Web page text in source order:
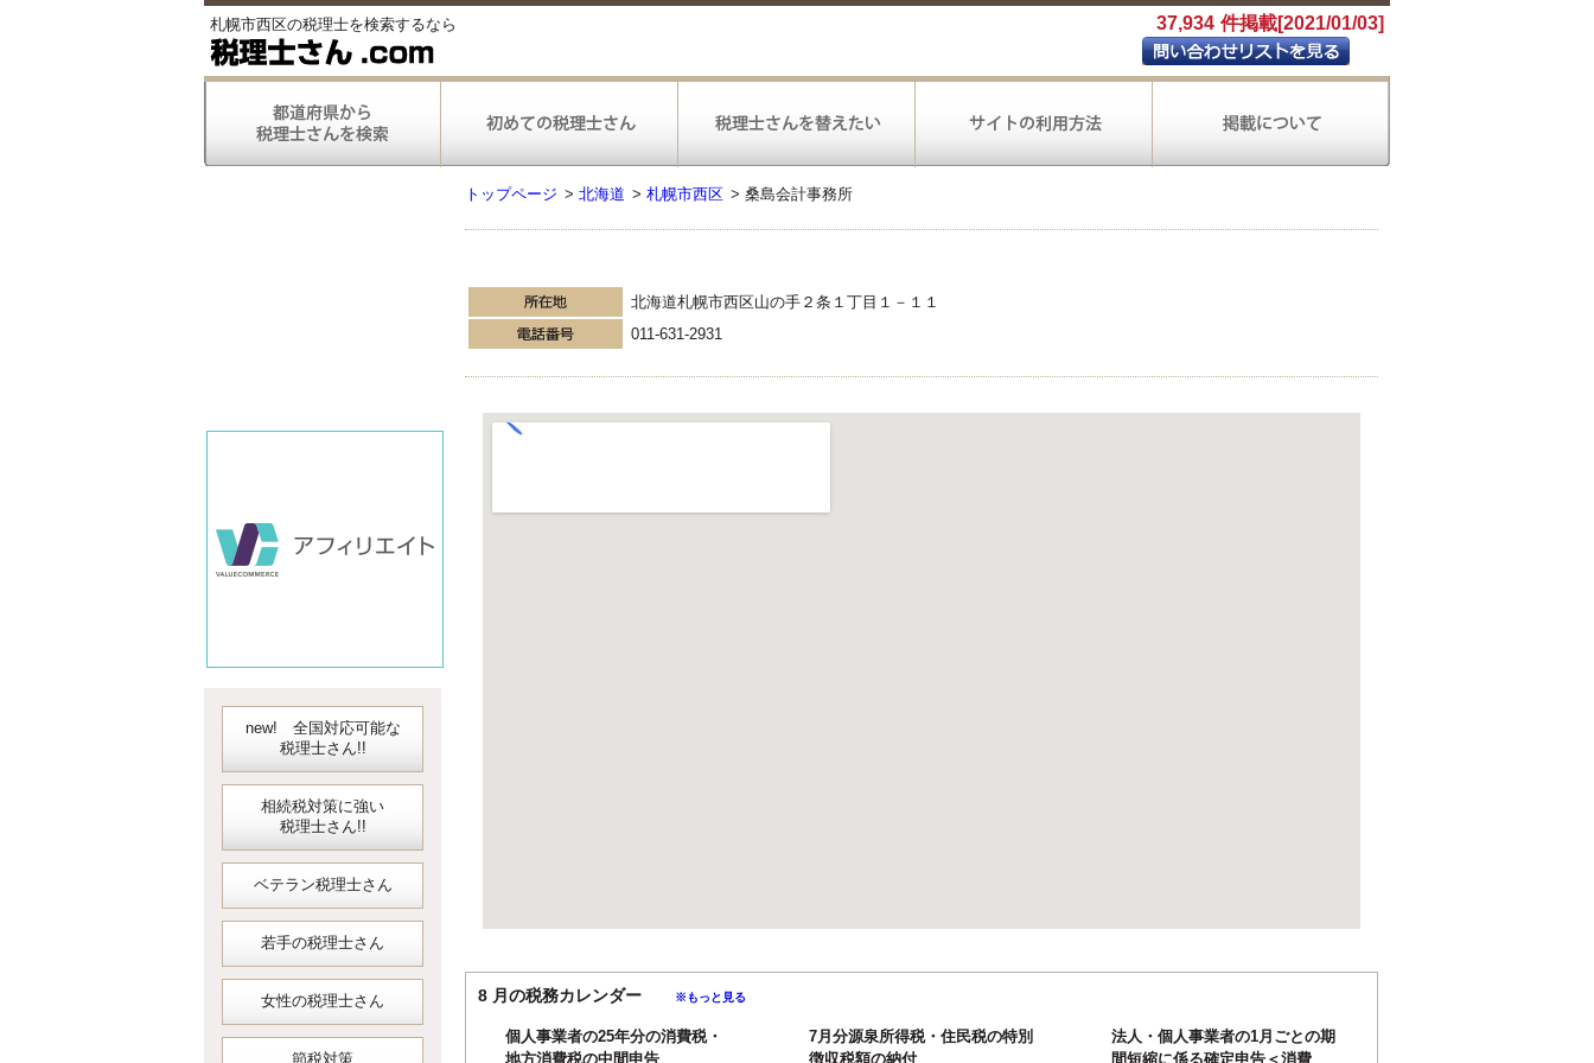
札幌市西区の税理士を検索するなら 37,934 件掲載[2021/01/03]
new! 全国対応可能な
税理士さん!!
相続税対策に強い
税理士さん!!
ベテラン税理士さん
若手の税理士さん
女性の税理士さん
節税対策
トップページ > 北海道 > 札幌市西区 > 桑島会計事務所
北海道札幌市西区山の手２条１丁目１－１１
011-631-2931
8 月の税務カレンダー ※もっと見る
個人事業者の25年分の消費税・
地方消費税の中間申告
7月分源泉所得税・住民税の特別
徴収税額の納付
法人・個人事業者の1月ごとの期
間短縮に係る確定申告＜消費